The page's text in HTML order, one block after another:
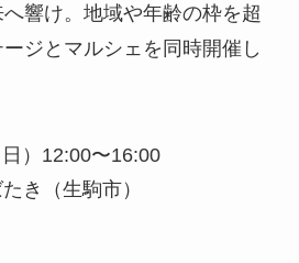
響け。地域や年齢の枠を超
ジとマルシェを同時開催し
）12:00〜16:00
き（生駒市）